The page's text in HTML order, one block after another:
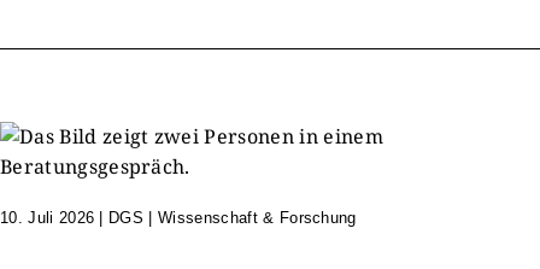
10. Juli 2026 DGS | Wissenschaft & Forschung